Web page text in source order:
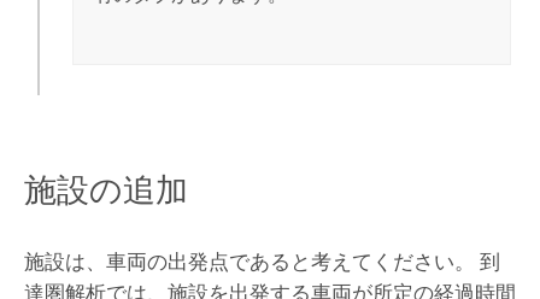
施設の追加
施設は、車両の出発点であると考えてください。 到
達圏解析では、施設を出発する車両が所定の経過時間